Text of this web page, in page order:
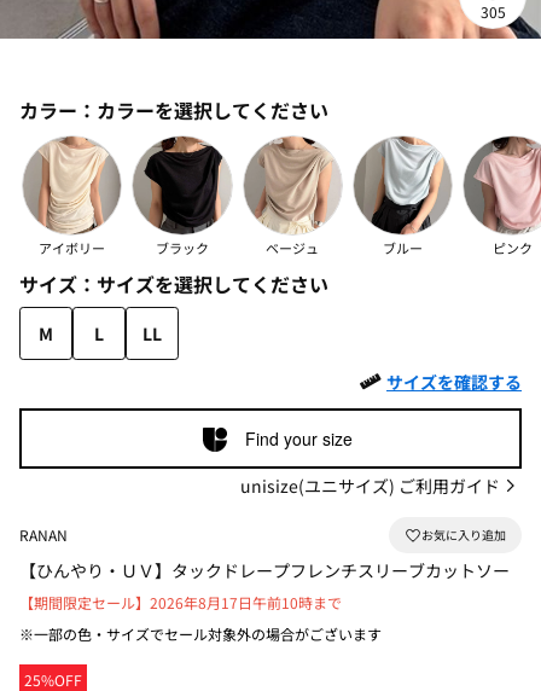
305
カラー： カラーを選択してください
アイボリー ブラック ベージュ ブルー ピンク
サイズ： サイズを選択してください
M L
LL
サイズを確認する
Find your size
unisize(ユニサイズ) ご利用ガイド
RANAN
【ひんやり・ＵＶ】タックドレープフレンチスリーブカットソー
25%OFF
【期間限定セール】2026年8月17日午前10時まで
※一部の色・サイズでセール対象外の場合がございます